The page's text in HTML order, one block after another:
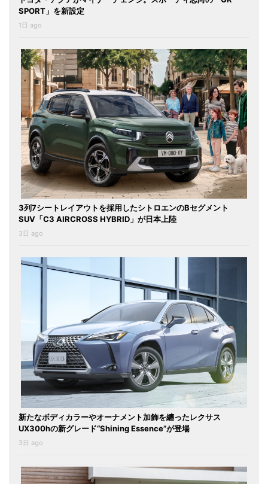
SPORT」を新設定
1日 ago
3列7シートレイアウトを採用したシトロエンのBセグメント
SUV「C3 AIRCROSS HYBRID」が日本上陸
3日 ago
新たなボディカラーやオーナメント加飾を纏ったレクサス
UX300hの新グレード“Shining Essence”が登場
3日 ago